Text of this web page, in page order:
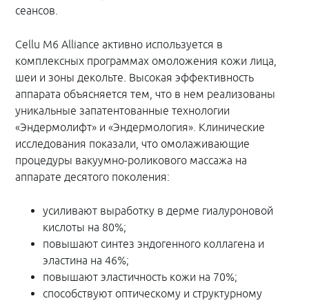
сеансов.
Cellu M6 Alliance активно используется в
комплексных программах омоложения кожи лица,
шеи и зоны декольте. Высокая эффективность
аппарата объясняется тем, что в нем реализованы
уникальные запатентованные технологии
«Эндермолифт» и «Эндермология». Клинические
исследования показали, что омолаживающие
процедуры вакуумно-роликового массажа на
аппарате десятого поколения:
усиливают выработку в дерме гиалуроновой
кислоты на 80%;
повышают синтез эндогенного коллагена и
эластина на 46%;
повышают эластичность кожи на 70%;
способствуют оптическому и структурному